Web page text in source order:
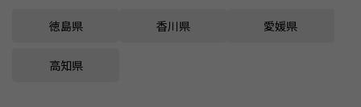
徳島県 香川県 愛媛県
高知県